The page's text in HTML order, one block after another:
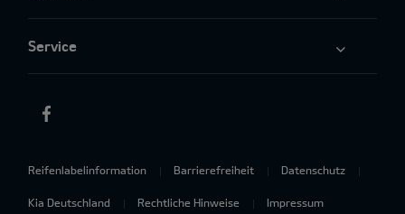
Service
Reifenlabelinformation Barrierefreiheit Datenschutz
Kia Deutschland Rechtliche Hinweise Impressum